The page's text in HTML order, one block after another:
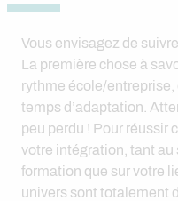
Vous envisagez de
La première chose à
rythme école/entreprise,
temps d’adaptation.
peu perdu ! Pour réussir
votre intégration, tant au
formation que sur votre
univers sont totalement